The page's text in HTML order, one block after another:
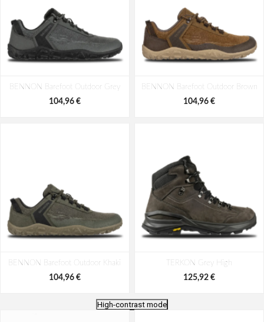
BENNON Barefoot Outdoor Grey
104,96 €
BENNON Barefoot Outdoor Brown
104,96 €
BENNON Barefoot Outdoor Khaki
104,96 €
TERKON Grey High
125,92 €
High-contrast mode